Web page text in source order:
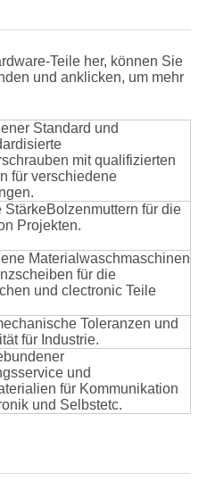
Teile her, können Sie
und anklicken, um mehr
Standard und
mit qualifizierten
für verschiedene
StärkeBolzenmuttern für die
Projekten.
Materialwaschmaschinen
für die
und clectronic Teile
Toleranzen und
für Industrie.
und
für Kommunikation
und Selbstetc.